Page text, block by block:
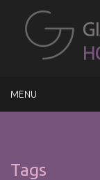
MENU
Tags